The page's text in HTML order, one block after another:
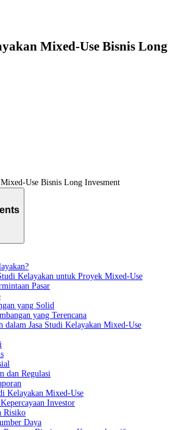
Mixed-Use Bisnis Long
Kelayakan untuk Proyek Mixed-Use
Pasar
yang Solid
yang Terencana
dalam Jasa Studi Kelayakan Mixed-Use
dan Regulasi
Kelayakan Mixed-Use
Investor
Risiko
Daya